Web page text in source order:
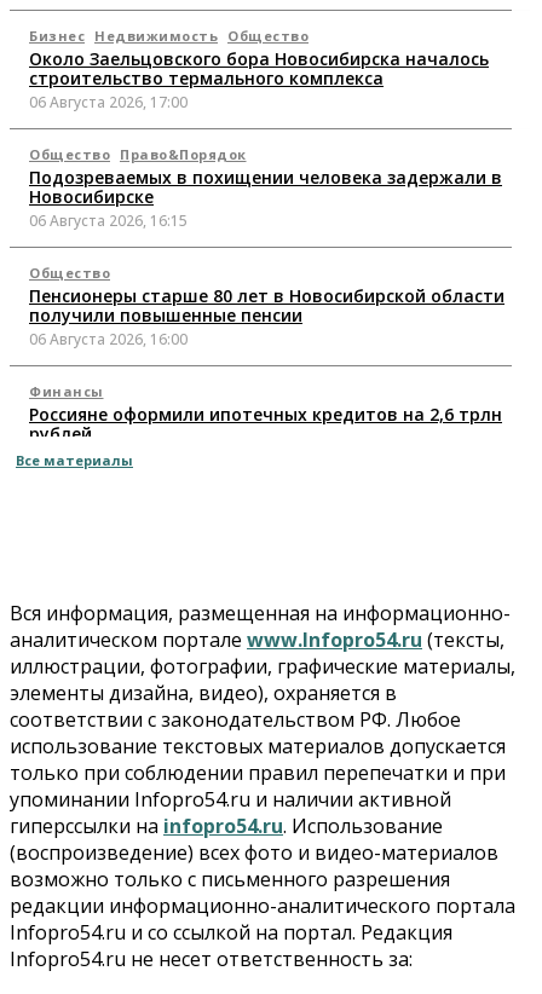
Бизнес Недвижимость Общество
Около Заельцовского бора Новосибирска началось
строительство термального комплекса
06 Августа 2026, 17:00
Общество Право&Порядок
Подозреваемых в похищении человека задержали в
Новосибирске
06 Августа 2026, 16:15
Общество
Пенсионеры старше 80 лет в Новосибирской области
получили повышенные пенсии
06 Августа 2026, 16:00
Финансы
Россияне оформили ипотечных кредитов на 2,6 трлн
рублей
06 Августа 2026, 15:53
Бизнес Власть Общество
Правительство России продлило разрешение на
выпуск бензина «Евро-3»
06 Августа 2026, 14:00
Общество
«За тех, у кого от 270 баллов, настоящая борьба»:
вузы настойчиво обзванивают новосибирских
высокобалльников перед зачислением
06 Августа 2026, 13:00
Власть
Режим ЧС ввели в Омской области из-за засухи
06 Августа 2026, 12:15
Все материалы
Вся информация, размещенная на информационно-
аналитическом портале www.Infopro54.ru (тексты,
иллюстрации, фотографии, графические материалы,
элементы дизайна, видео), охраняется в
соответствии с законодательством РФ. Любое
использование текстовых материалов допускается
только при соблюдении правил перепечатки и при
упоминании Infopro54.ru и наличии активной
гиперссылки на infopro54.ru. Использование
(воспроизведение) всех фото и видео-материалов
возможно только с письменного разрешения
редакции информационно-аналитического портала
Infopro54.ru и со ссылкой на портал. Редакция
Infopro54.ru не несет ответственность за: